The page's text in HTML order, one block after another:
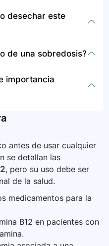
calambres
sed extrema,
a su médico si
desechar este
se
por el médico o
de una sobredosis?
de control de
importancia
de vitamina B12 en
del alcohol
o niveles bajos
B12 y ácido fólico.
antes de usar cualquier
se detallan las
, pero su uso debe ser
de la salud.
medicamentos para la
B12 en pacientes con